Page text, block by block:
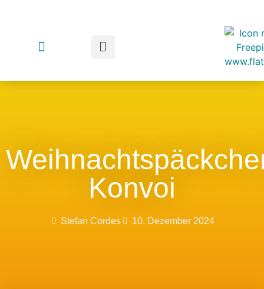
Konvoi
Stefan Cordes 10. Dezember 2024